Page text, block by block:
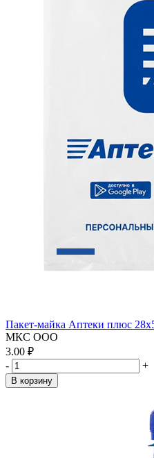
Пакет-майка Аптеки плюс
МКС ООО
3.00 ₽
-
+
В корзину